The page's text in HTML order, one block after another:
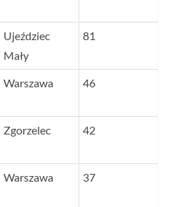
Ujeździec
Mały
81
Warszawa 46
Zgorzelec 42
Warszawa 37